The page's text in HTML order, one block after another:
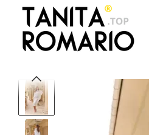
Перейти до основного контенту